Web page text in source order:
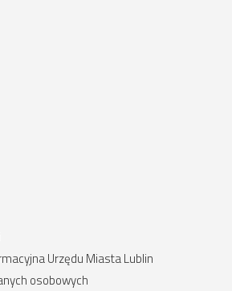
Urzędu Miasta Lublin
osobowych